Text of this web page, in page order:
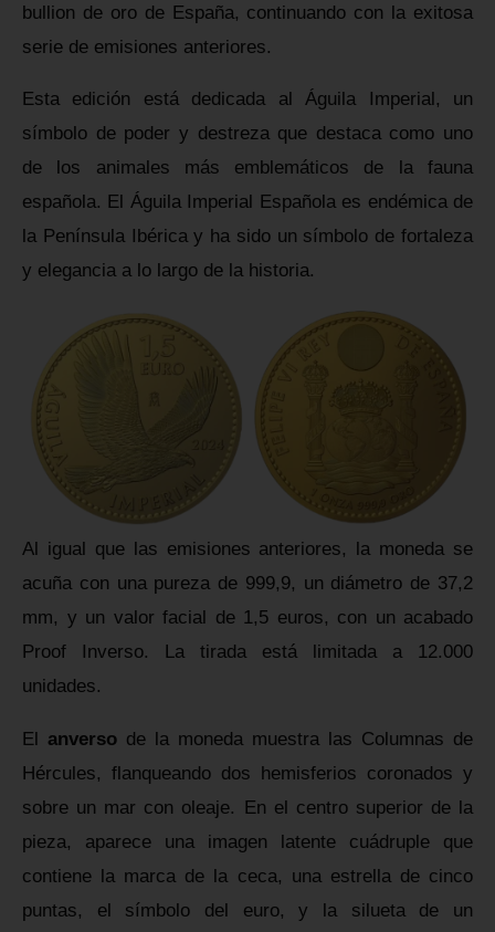
bullion de oro de España, continuando con la exitosa
serie de emisiones anteriores.
Esta edición está dedicada al Águila Imperial, un
símbolo de poder y destreza que destaca como uno
de los animales más emblemáticos de la fauna
española. El Águila Imperial Española es endémica de
la Península Ibérica y ha sido un símbolo de fortaleza
y elegancia a lo largo de la historia.
Al igual que las emisiones anteriores, la moneda se
acuña con una pureza de 999,9, un diámetro de 37,2
mm, y un valor facial de 1,5 euros, con un acabado
Proof Inverso. La tirada está limitada a 12.000
unidades.
El anverso de la moneda muestra las Columnas de
Hércules, flanqueando dos hemisferios coronados y
sobre un mar con oleaje. En el centro superior de la
pieza, aparece una imagen latente cuádruple que
contiene la marca de la ceca, una estrella de cinco
puntas, el símbolo del euro, y la silueta de un